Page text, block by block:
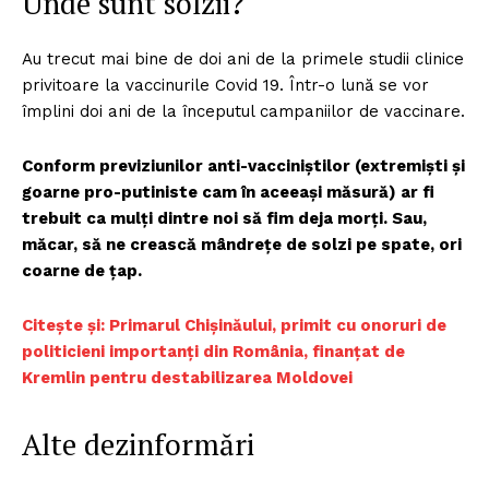
Au trecut mai bine de doi ani de la primele studii clinice
privitoare la vaccinurile Covid 19. Într-o lună se vor
împlini doi ani de la începutul campaniilor de vaccinare.
Conform previziunilor anti-vacciniștilor (extremiști și
goarne pro-putiniste cam în aceeași măsură) ar fi
trebuit ca mulți dintre noi să fim deja morți. Sau,
măcar, să ne crească mândrețe de solzi pe spate, ori
coarne de țap.
Citește și: Primarul Chișinăului, primit cu onoruri de
politicieni importanți din România, finanțat de
Kremlin pentru destabilizarea Moldovei
Alte dezinformări